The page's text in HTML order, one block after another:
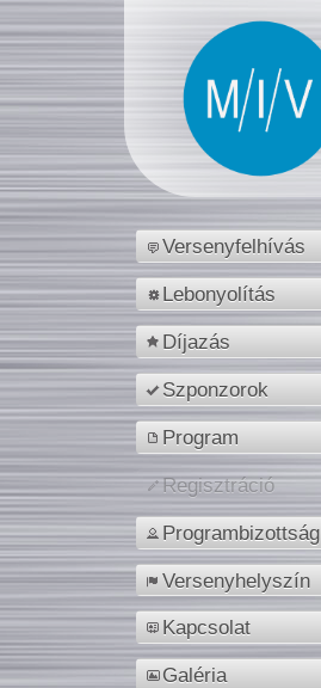
Versenyfelhívás
Lebonyolítás
Díjazás
Szponzorok
Program
Regisztráció
Programbizottság
Versenyhelyszín
Kapcsolat
Galéria